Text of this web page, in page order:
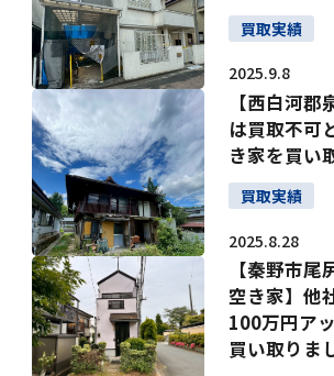
買取実績
2025.9.8
【西白河
は買取不可
き家を買い
買取実績
2025.8.28
【秦野市
空き家】他
100万円ア
買い取りま